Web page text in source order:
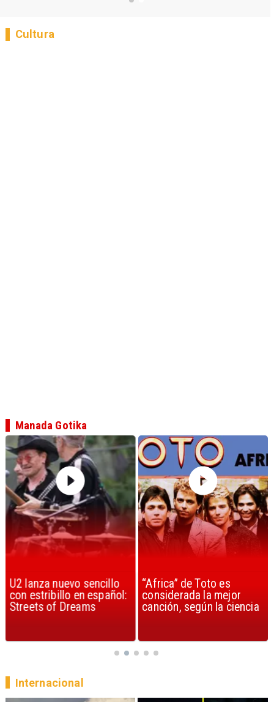
Cultura
U2 lanza nuevo sencillo
con estribillo en español:
Streets of Dreams
“Africa” de Toto es
considerada la mejor
canción, según la ciencia
Manada Gotika
Internacional